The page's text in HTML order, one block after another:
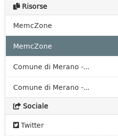
Risorse
MemcZone
MemcZone
Comune di Merano -...
Comune di Merano -...
Sociale
Twitter